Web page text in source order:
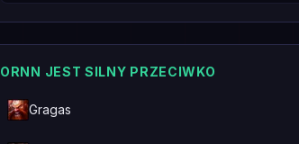
ORNN JEST SILNY PRZECIWKO
Gragas